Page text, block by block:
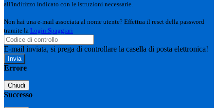
all'indirizzo indicato con le istruzioni necessarie.
Non hai una e-mail associata al nome utente? Effettua il reset della password
tramite la Login Spaggiari
E-mail inviata, si prega di controllare la casella di posta elettronica!
Errore
Chiudi
Successo